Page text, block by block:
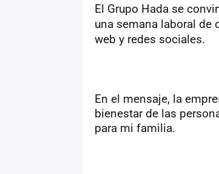
El Grupo Hada se
una semana laboral de
web y redes sociales.
En el mensaje, la
bienestar de las
para mi familia.